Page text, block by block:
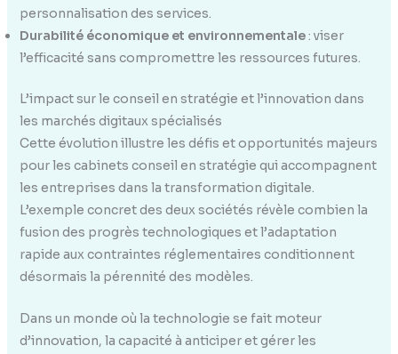
personnalisation des services.
Durabilité économique et environnementale: viser
l’efficacité sans compromettre les ressources futures.
L’impact sur le conseil en stratégie et l’innovation dans
les marchés digitaux spécialisés
Cette évolution illustre les défis et opportunités majeurs
pour les cabinets conseil en stratégie qui accompagnent
les entreprises dans la transformation digitale.
L’exemple concret des deux sociétés révèle combien la
fusion des progrès technologiques et l’adaptation
rapide aux contraintes réglementaires conditionnent
désormais la pérennité des modèles.
Dans un monde où la technologie se fait moteur
d’innovation, la capacité à anticiper et gérer les